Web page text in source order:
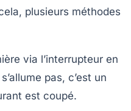
plusieurs méthodes
via l’interrupteur en
pas, c’est un
est coupé.